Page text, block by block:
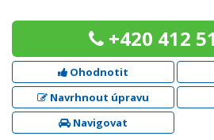
+420 412
Ohodnotit
Navrhnout úpravu
Navigovat